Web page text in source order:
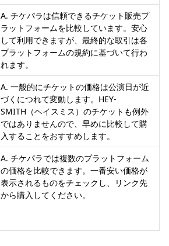
A. チケパラは信頼できるチケット販売プ
ラットフォームを比較しています。安心
して利用できますが、最終的な取引は各
プラットフォームの規約に基づいて行わ
れます。
A. 一般的にチケットの価格は公演日が近
づくにつれて変動します。HEY-
SMITH（ヘイスミス）のチケットも例外
ではありませんので、早めに比較して購
入することをおすすめします。
A. チケパラでは複数のプラットフォーム
の価格を比較できます。一番安い価格が
表示されるものをチェックし、リンク先
から購入してください。